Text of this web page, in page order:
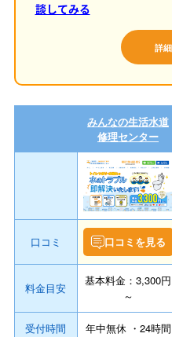
談してみる
詳
みんなの生活水道
修理センター
口コミ 口コミを見る
料金目安
基本料金：3,300円
～
受付時間 年中無休 ・24時間